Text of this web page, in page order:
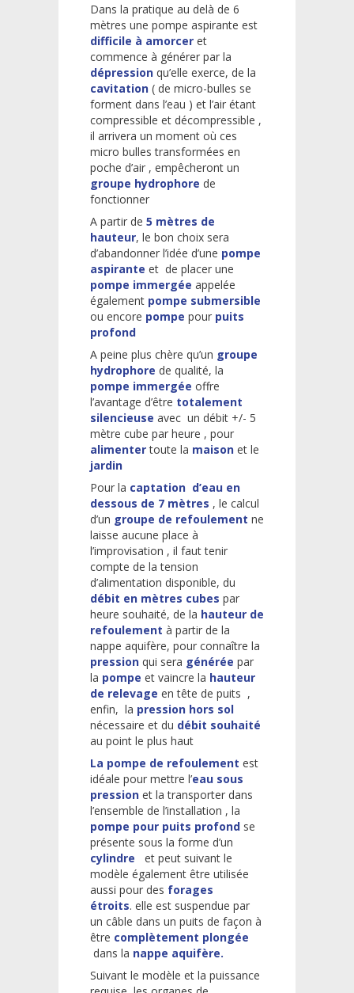
Dans la pratique au delà de 6
mètres une pompe aspirante est
difficile à amorcer et
commence à générer par la
dépression qu’elle exerce, de la
cavitation ( de micro-bulles se
forment dans l’eau ) et l’air étant
compressible et décompressible ,
il arrivera un moment où ces
micro bulles transformées en
poche d’air , empêcheront un
groupe hydrophore de
fonctionner
A partir de 5 mètres de
hauteur, le bon choix sera
d’abandonner l’idée d’une pompe
aspirante et de placer une
pompe immergée appelée
également pompe submersible
ou encore pompe pour puits
profond
A peine plus chère qu’un groupe
hydrophore de qualité, la
pompe immergée offre
l’avantage d’être totalement
silencieuse avec un débit +/- 5
mètre cube par heure , pour
alimentertoute la maison et le
jardin
Pour la captation d’eau en
dessous de 7 mètres , le calcul
d’un groupe de refoulement ne
laisse aucune place à
l’improvisation , il faut tenir
compte de la tension
d’alimentation disponible, du
débit en mètres cubes par
heure souhaité, de la hauteur de
refoulement à partir de la
nappe aquifère, pour connaître la
pression qui sera générée par
la pompe et vaincre la hauteur
de relevage en tête de puits ,
enfin, la pression hors sol
nécessaire et du débit souhaité
au point le plus haut
La pompe de refoulement est
idéale pour mettre l’eau sous
pression et la transporter dans
l’ensemble de l’installation , la
pompe pour puits profond se
présente sous la forme d’un
cylindre et peut suivant le
modèle également être utilisée
aussi pour des forages
étroits. elle est suspendue par
un câble dans un puits de façon à
être complètement plongée
dans la nappe aquifère.
Suivant le modèle et la puissance